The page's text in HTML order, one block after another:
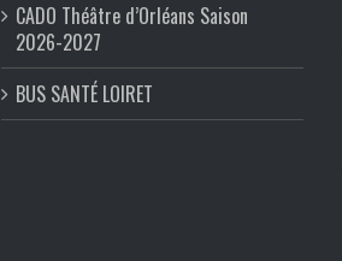
CADO Théâtre d’Orléans Saison
2026-2027
BUS SANTÉ LOIRET